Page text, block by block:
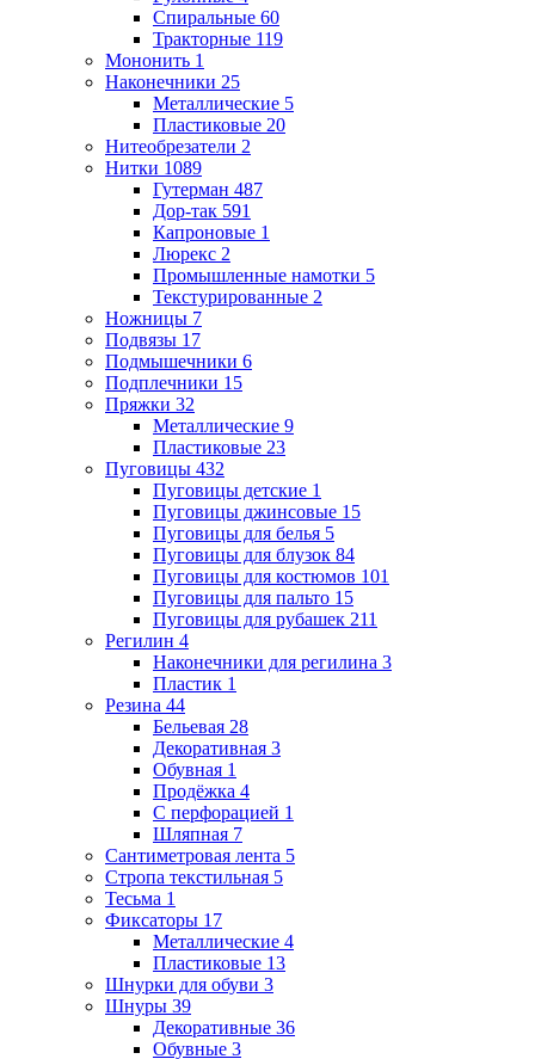
Спиральные 60
Тракторные 119
Мононить 1
Наконечники 25
Металлические 5
Пластиковые 20
Нитеобрезатели 2
Нитки 1089
Гутерман 487
Дор-так 591
Капроновые 1
Люрекс 2
Промышленные намотки 5
Текстурированные 2
Ножницы 7
Подвязы 17
Подмышечники 6
Подплечники 15
Пряжки 32
Металлические 9
Пластиковые 23
Пуговицы 432
Пуговицы детские 1
Пуговицы джинсовые 15
Пуговицы для белья 5
Пуговицы для блузок 84
Пуговицы для костюмов 101
Пуговицы для пальто 15
Пуговицы для рубашек 211
Регилин 4
Наконечники для регилина 3
Пластик 1
Резина 44
Бельевая 28
Декоративная 3
Обувная 1
Продёжка 4
С перфорацией 1
Шляпная 7
Сантиметровая лента 5
Стропа текстильная 5
Тесьма 1
Фиксаторы 17
Металлические 4
Пластиковые 13
Шнурки для обуви 3
Шнуры 39
Декоративные 36
Обувные 3